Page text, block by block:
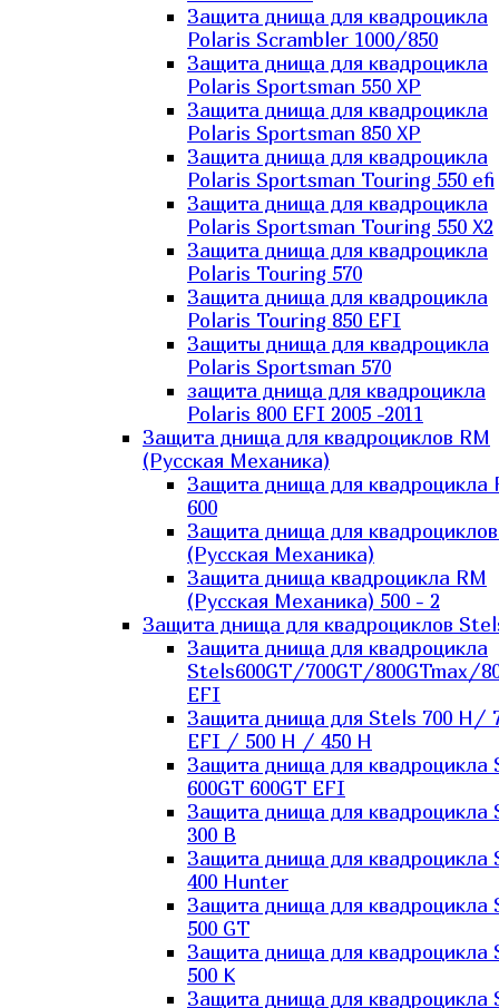
Защита днища для квадроцикла
Polaris Scrambler 1000/850
Защита днища для квадроцикла
Polaris Sportsman 550 XP
Защита днища для квадроцикла
Polaris Sportsman 850 XP
Защита днища для квадроцикла
Polaris Sportsman Touring 550 efi
Защита днища для квадроцикла
Polaris Sportsman Touring 550 X2
Защита днища для квадроцикла
Polaris Touring 570
Защита днища для квадроцикла
Polaris Touring 850 EFI
Защиты днища для квадроцикла
Polaris Sportsman 570
защита днища для квадроцикла
Polaris 800 EFI 2005 -2011
Защита днища для квадроциклов RM
(Русская Механика)
Защита днища для квадроцикла
600
Защита днища для
(Русская Механика)
Защита днища квадроцикла RM
(Русская Механика) 500 - 2
Защита днища для квадроциклов
Защита днища для квадроцикла
Stels600GT/700GT/800GTmax/
EFI
Защита днища для Stels 700 H/
EFI / 500 H / 450 H
Защита днища для квадроцикла
600GT 600GT EFI
Защита днища для квадроцикла
300 B
Защита днища для квадроцикла
400 Hunter
Защита днища для квадроцикла
500 GT
Защита днища для квадроцикла
500 K
Защита днища для квадроцикла